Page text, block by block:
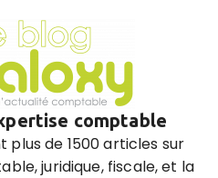
comptable
plus de 1500 articles sur
juridique, fiscale, et la